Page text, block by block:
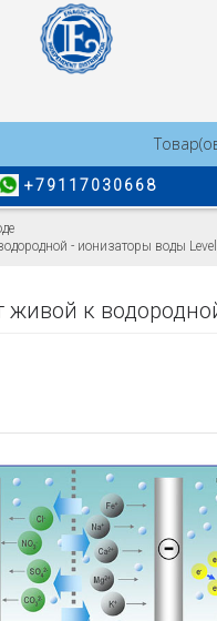
+79117030668
- ионизаторы воды